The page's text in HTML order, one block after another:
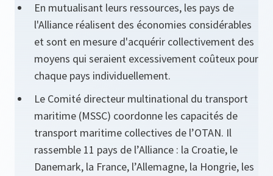
En mutualisant leurs ressources, les pays de
l'Alliance réalisent des économies considérables
et sont en mesure d'acquérir collectivement des
moyens qui seraient excessivement coûteux pour
chaque pays individuellement.
Le Comité directeur multinational du transport
maritime (MSSC) coordonne les capacités de
transport maritime collectives de l’OTAN. Il
rassemble 11 pays de l’Alliance : la Croatie, le
Danemark, la France, l’Allemagne, la Hongrie, les